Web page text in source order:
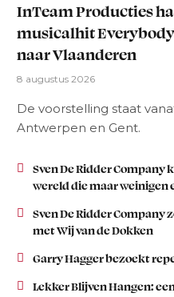
InTeam Producties
musicalhit
naar Vlaanderen
8 augustus 2026
De voorstelling staat
Antwerpen en Gent.
Sven De Ridder Company
wereld die maar weinigen
Sven De Ridder
met Wij van de Dokken
Garry Hagger bezoekt
Lekker Blijven Hangen: